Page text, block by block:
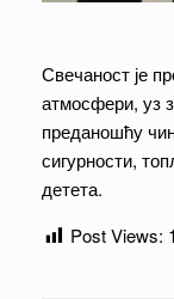
Свечаност је
атмосфери, уз
преданошћу
сигурности,
детета.
Post Views: